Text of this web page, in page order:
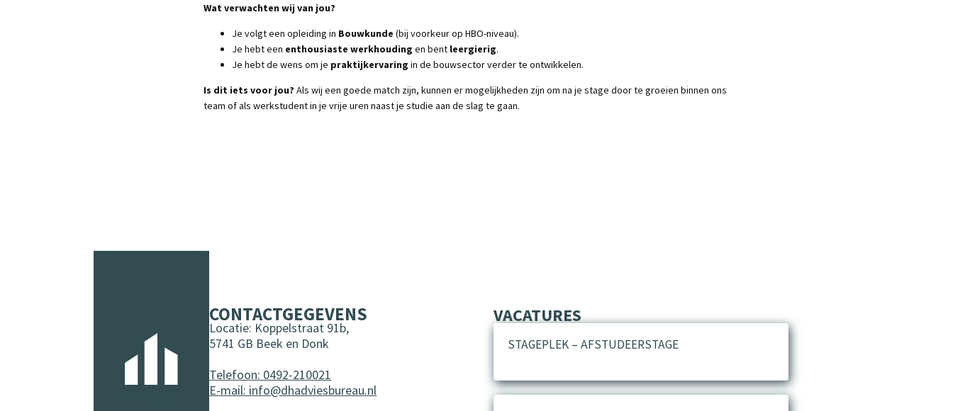
Wat verwachten wij van jou?
Je volgt een opleiding in Bouwkunde (bij voorkeur op HBO-niveau).
Je hebt een enthousiaste werkhouding en bent leergierig.
Je hebt de wens om je praktijkervaring in de bouwsector verder te ontwikkelen.
Is dit iets voor jou? Als wij een goede match zijn, kunnen er mogelijkheden zijn om na je stage door te groeien binnen ons
team of als werkstudent in je vrije uren naast je studie aan de slag te gaan.
CONTACTGEGEVENS
Locatie: Koppelstraat 91b,
5741 GB Beek en Donk
Telefoon: 0492-210021
E-mail: info@dhadviesbureau.nl
VACATURES
STAGEPLEK – AFSTUDEERSTAGE